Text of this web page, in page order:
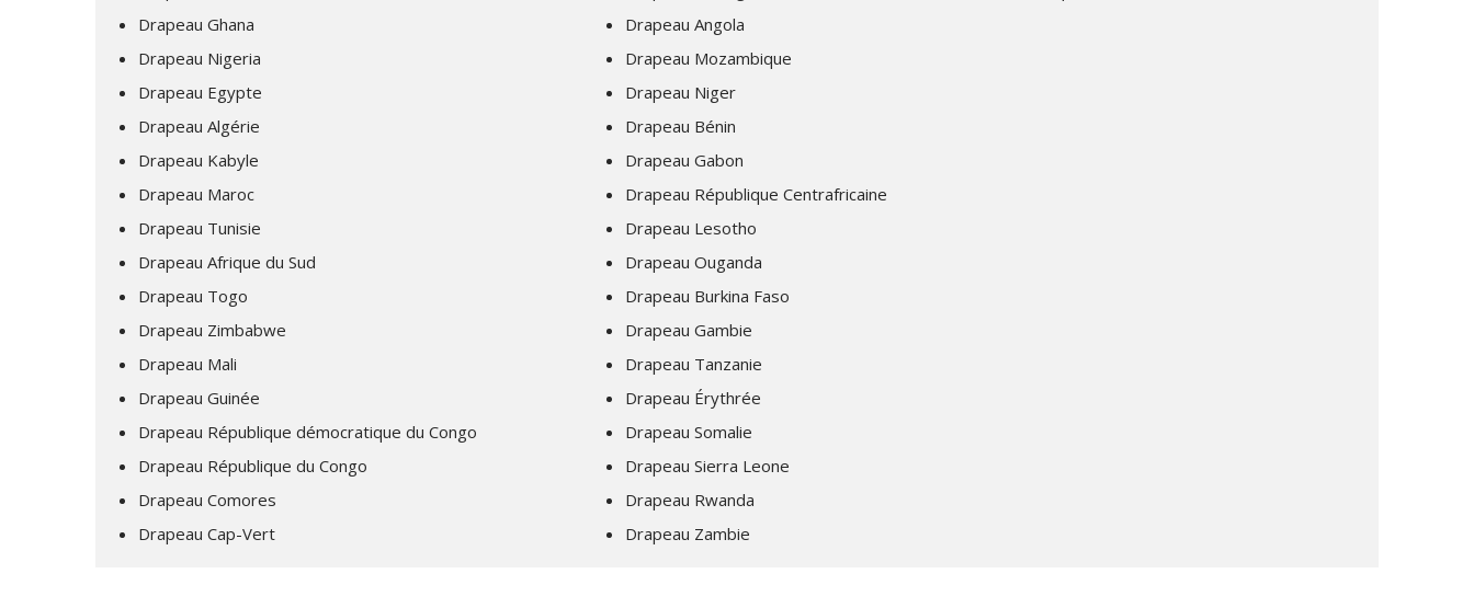
Drapeau Ghana
Drapeau Nigeria
Drapeau Egypte
Drapeau Algérie
Drapeau Kabyle
Drapeau Maroc
Drapeau Tunisie
Drapeau Afrique du Sud
Drapeau Togo
Drapeau Zimbabwe
Drapeau Mali
Drapeau Guinée
Drapeau République démocratique du Congo
Drapeau République du Congo
Drapeau Comores
Drapeau Cap-Vert
Drapeau Angola
Drapeau Mozambique
Drapeau Niger
Drapeau Bénin
Drapeau Gabon
Drapeau République Centrafricaine
Drapeau Lesotho
Drapeau Ouganda
Drapeau Burkina Faso
Drapeau Gambie
Drapeau Tanzanie
Drapeau Érythrée
Drapeau Somalie
Drapeau Sierra Leone
Drapeau Rwanda
Drapeau Zambie